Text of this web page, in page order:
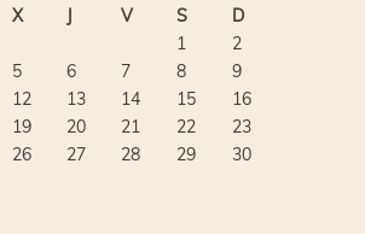
X J V S
D
1
2
5 6 7 8
9
12 13 14 15
16
19 20 21 22
23
26 27 28 29
30